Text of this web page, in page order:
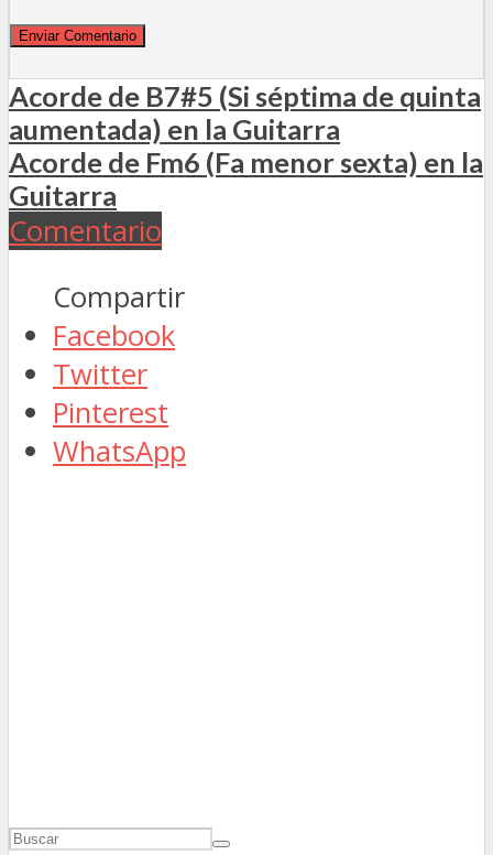
Acorde de B7#5 (Si séptima de quinta
aumentada) en la Guitarra
Acorde de Fm6 (Fa menor sexta) en la
Guitarra
Comentario
Compartir
Facebook
Twitter
Pinterest
WhatsApp